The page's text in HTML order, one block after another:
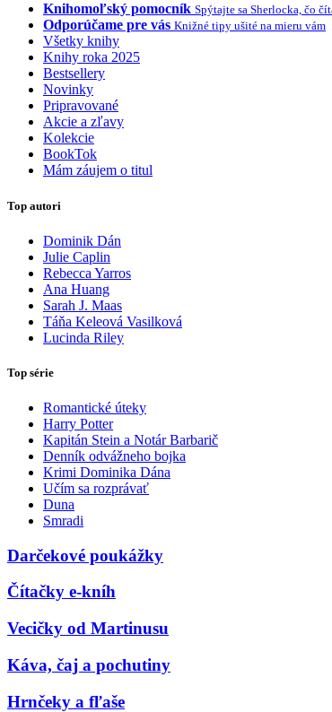
Knihomoľský pomocník Spýtajte sa Sherlocka, čo
Odporúčame pre vás Knižné tipy ušité na mieru vám
Všetky knihy
Knihy roka 2025
Bestsellery
Novinky
Pripravované
Akcie a zľavy
Kolekcie
BookTok
Mám záujem o titul
Top autori
Dominik Dán
Julie Caplin
Rebecca Yarros
Ana Huang
Sarah J. Maas
Táňa Keleová Vasilková
Lucinda Riley
Top série
Romantické úteky
Harry Potter
Kapitán Stein a Notár Barbarič
Denník odvážneho bojka
Krimi Dominika Dána
Učím sa rozprávať
Duna
Smradi
Darčekové poukážky
Čítačky e-kníh
Vecičky od Martinusu
Káva, čaj a pochutiny
Hrnčeky a fľaše